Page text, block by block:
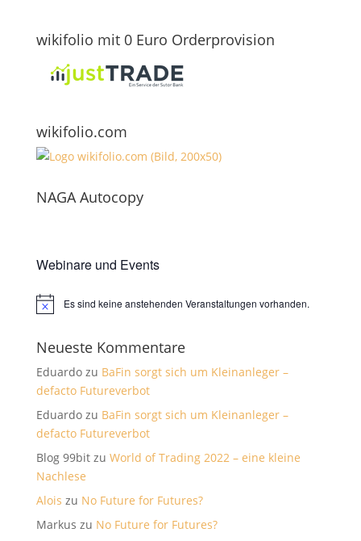
wikifolio mit 0 Euro Orderprovision
wikifolio.com
NAGA Autocopy
Webinare und Events
HinweisEs sind keine anstehenden Veranstaltungen vorhanden.
Neueste Kommentare
Eduardozu BaFin sorgt sich um Kleinanleger –
defacto Futureverbot
Eduardozu BaFin sorgt sich um Kleinanleger –
defacto Futureverbot
Blog 99bitzu World of Trading 2022 – eine kleine
Nachlese
Alois zu No Future for Futures?
Markus zu No Future for Futures?